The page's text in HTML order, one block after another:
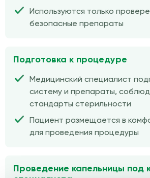
Используются только
безопасные препараты
Подготовка к процедуре
Медицинский специалист
систему и препараты,
стандарты стерильности
Пациент размещается в
для проведения процедуры
Проведение капельницы под